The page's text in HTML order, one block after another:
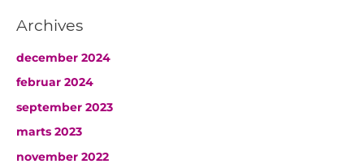
Archives
december 2024
februar 2024
september 2023
marts 2023
november 2022